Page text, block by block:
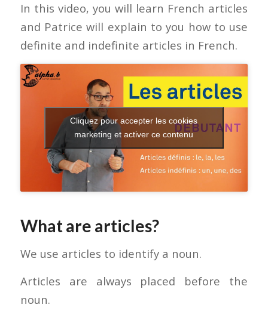
In this video, you will learn French articles
and Patrice will explain to you how to use
definite and indefinite articles in French.
Cliquez pour accepter les cookies
marketing et activer ce contenu
What are articles?
We use articles to identify a noun.
Articles are always placed before the
noun.